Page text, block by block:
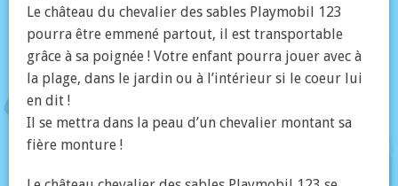
Le château du chevalier des sables Playmobil 123
pourra être emmené partout, il est transportable
grâce à sa poignée ! Votre enfant pourra jouer avec à
la plage, dans le jardin ou à l’intérieur si le coeur lui
en dit !
Il se mettra dans la peau d’un chevalier montant sa
fière monture !